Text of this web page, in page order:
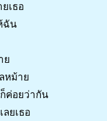
เธอ
ฉัน
ย
หม้าย
ค่อยว่ากัน
ยเธอ